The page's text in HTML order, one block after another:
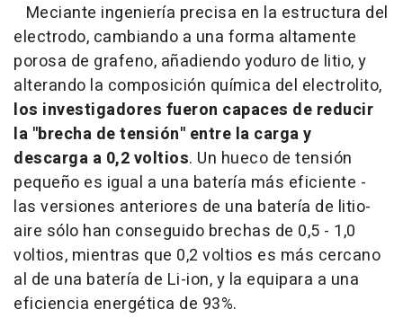
Meciante ingeniería precisa en la estructura del
electrodo, cambiando a una forma altamente
porosa de grafeno, añadiendo yoduro de litio, y
alterando la composición química del electrolito,
los investigadores fueron capaces de reducir
la "brecha de tensión" entre la carga y
descarga a 0,2 voltios. Un hueco de tensión
pequeño es igual a una batería más eficiente -
las versiones anteriores de una batería de litio-
aire sólo han conseguido brechas de 0,5 - 1,0
voltios, mientras que 0,2 voltios es más cercano
al de una batería de Li-ion, y la equipara a una
eficiencia energética de 93%.